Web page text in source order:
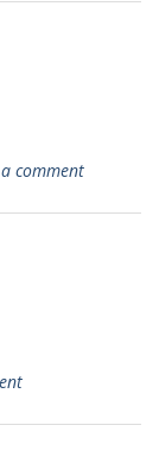
comment